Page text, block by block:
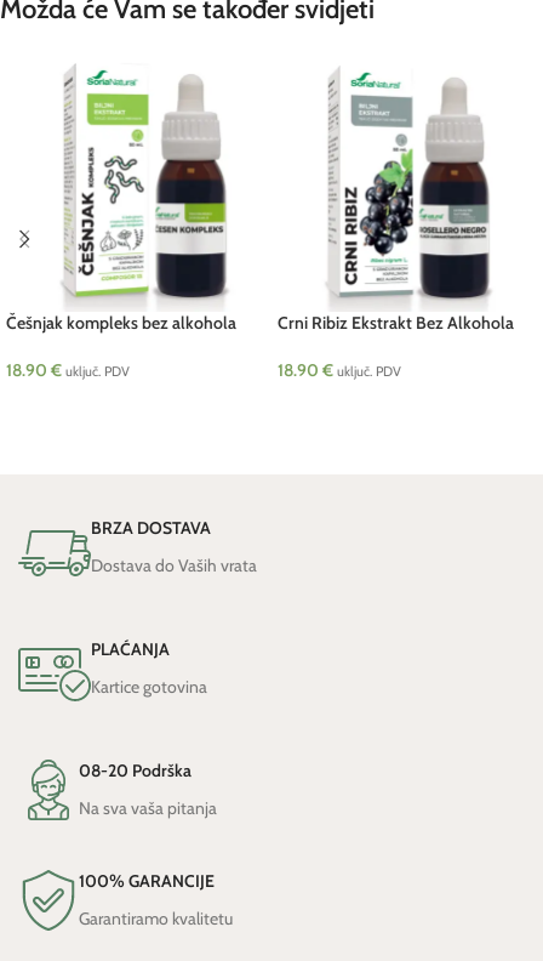
Možda će Vam se također svidjeti
Češnjak kompleks bez alkohola
18.90 € uključ. PDV
Crni Ribiz Ekstrakt Bez Alkohola
18.90 € uključ. PDV
BRZA DOSTAVA
Dostava do Vaših vrata
PLAĆANJA
Kartice gotovina
08-20 Podrška
Na sva vaša pitanja
100% GARANCIJE
Garantiramo kvalitetu